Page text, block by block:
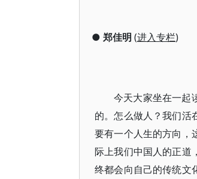
● 郑佳明 (进入专栏)
今天大家坐在一起
的。怎么做人？我们活
要有一个人生的方向，
际上我们中国人的正道
终都会向自己的传统文